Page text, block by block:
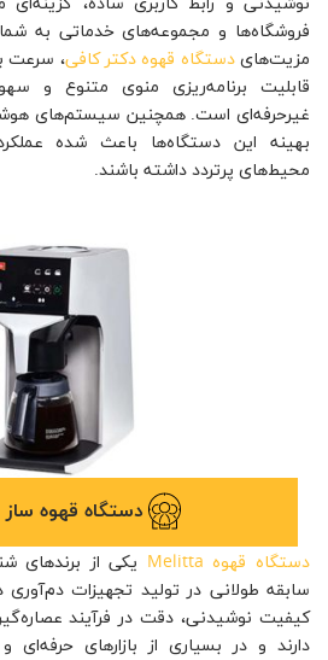
فروشگاه‌ها و مجموعه‌های خدماتی به
مزیت‌هایدستگاه قهوه دکتر کافی، سرعت
قابلیت برنامه‌ریزی منوی متنوع و
غیرحرفه‌ای است. همچنین سیستم‌های
بهینه این دستگاه‌ها باعث شده
محیط‌های پرتردد داشته باشند.
دستگاه قهوه ساز Melitta
دستگاه قهوه Melitta
یکی از برندهای
سابقه طولانی در تولید تجهیزات دم‌آوری
کیفیت نوشیدنی، دقت در فرآیند
دارند و در بسیاری از بازارهای حرفه‌ای